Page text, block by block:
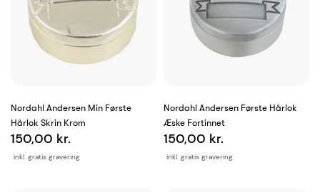
Nordahl Andersen Min Første
Hårlok Skrin Krom
inkl. gratis gravering
150,00 kr.
Nordahl Andersen Første Hårlok
Æske Fortinnet
inkl. gratis gravering
150,00 kr.